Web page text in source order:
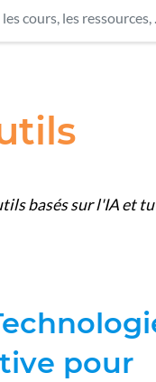
basés sur l'IA et
pour